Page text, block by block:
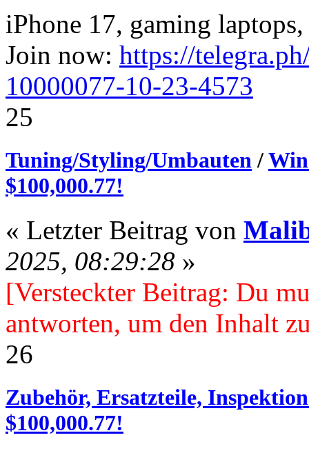
iPhone 17, gaming
Join now: https://
10000077-10-23-4573
25
Tuning/Styling/Umbauten/
$100,000.77!
« Letzter Beitrag von
2025, 08:29:28 »
[Versteckter Beitrag: Du
antworten, um den Inhalt
26
Zubehör, Ersatzteile,
$100,000.77!